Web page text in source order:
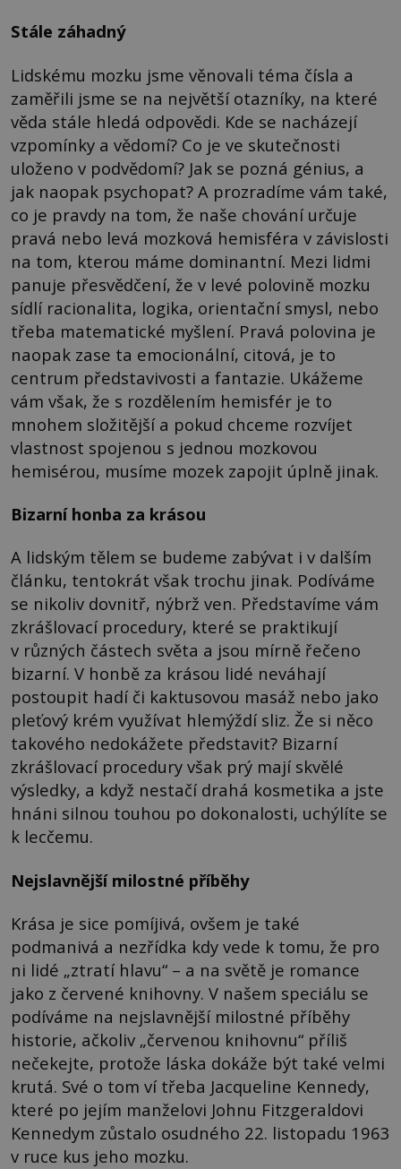
Stále záhadný
Lidskému mozku jsme věnovali téma čísla a
zaměřili jsme se na největší otazníky, na které
věda stále hledá odpovědi. Kde se nacházejí
vzpomínky a vědomí? Co je ve skutečnosti
uloženo v podvědomí? Jak se pozná génius, a
jak naopak psychopat? A prozradíme vám také,
co je pravdy na tom, že naše chování určuje
pravá nebo levá mozková hemisféra v závislosti
na tom, kterou máme dominantní. Mezi lidmi
panuje přesvědčení, že v levé polovině mozku
sídlí racionalita, logika, orientační smysl, nebo
třeba matematické myšlení. Pravá polovina je
naopak zase ta emocionální, citová, je to
centrum představivosti a fantazie. Ukážeme
vám však, že s rozdělením hemisfér je to
mnohem složitější a pokud chceme rozvíjet
vlastnost spojenou s jednou mozkovou
hemisérou, musíme mozek zapojit úplně jinak.
Bizarní honba za krásou
A lidským tělem se budeme zabývat i v dalším
článku, tentokrát však trochu jinak. Podíváme
se nikoliv dovnitř, nýbrž ven. Představíme vám
zkrášlovací procedury, které se praktikují
v různých částech světa a jsou mírně řečeno
bizarní. V honbě za krásou lidé neváhají
postoupit hadí či kaktusovou masáž nebo jako
pleťový krém využívat hlemýždí sliz. Že si něco
takového nedokážete představit? Bizarní
zkrášlovací procedury však prý mají skvělé
výsledky, a když nestačí drahá kosmetika a jste
hnáni silnou touhou po dokonalosti, uchýlíte se
k lecčemu.
Nejslavnější milostné příběhy
Krása je sice pomíjivá, ovšem je také
podmanivá a nezřídka kdy vede k tomu, že pro
ni lidé „ztratí hlavu“ – a na světě je romance
jako z červené knihovny. V našem speciálu se
podíváme na nejslavnější milostné příběhy
historie, ačkoliv „červenou knihovnu“ příliš
nečekejte, protože láska dokáže být také velmi
krutá. Své o tom ví třeba Jacqueline Kennedy,
které po jejím manželovi Johnu Fitzgeraldovi
Kennedym zůstalo osudného 22. listopadu 1963
v ruce kus jeho mozku.